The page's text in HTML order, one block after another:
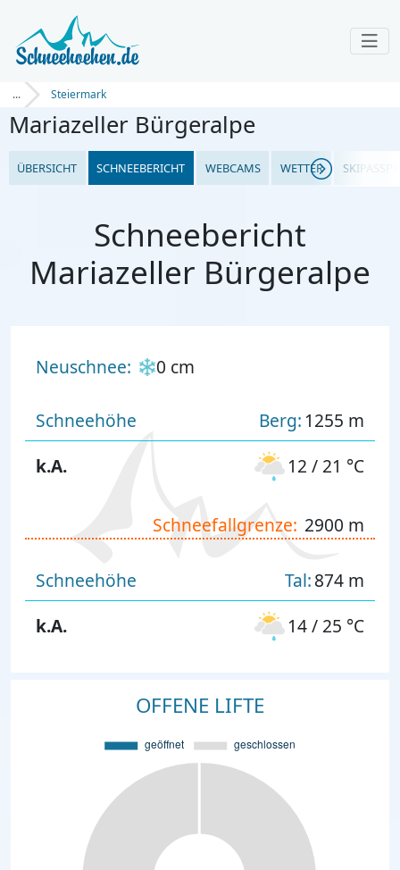
... Steiermark
Mariazeller Bürgeralpe
ÜBERSICHT SCHNEEBERICHT WEBCAMS WETTER
Schneebericht
Mariazeller Bürgeralpe
Neuschnee: 0 cm
Schneehöhe Berg: 1255 m
k.A.
12 / 21 °C
Schneefallgrenze: 2900 m
Schneehöhe Tal:874 m
k.A.
14 / 25 °C
OFFENE LIFTE